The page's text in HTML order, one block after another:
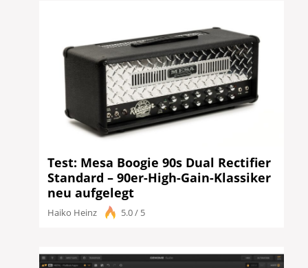
Test: Mesa Boogie 90s Dual Rectifier
Standard – 90er-High-Gain-Klassiker
neu aufgelegt
Haiko Heinz 5.0 / 5